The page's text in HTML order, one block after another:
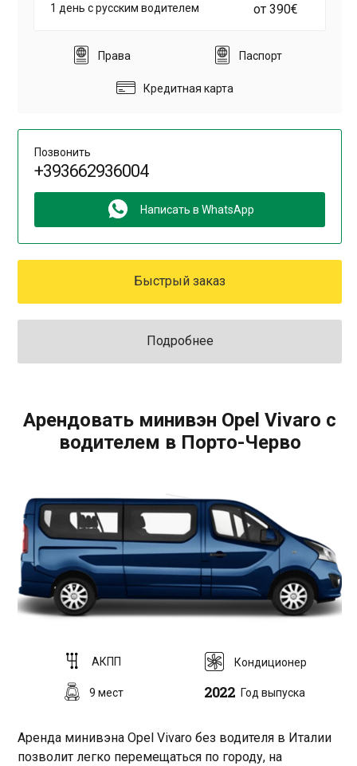
1 день с русским водителем от 390€
Права Паспорт
Кредитная карта
Позвонить
+393662936004
Написать в WhatsApp
Быстрый заказ
Подробнее
Арендовать минивэн Opel Vivaro с
водителем в Порто-Черво
AКПП Кондиционер
9 мест 2022 Год выпуска
Аренда минивэна Opel Vivaro без водителя в Италии
позволит легко перемещаться по городу, на